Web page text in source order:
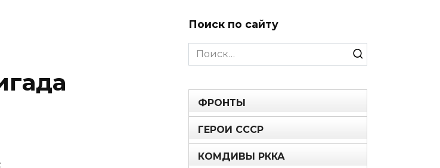
Поиск по сайту
Search
for:
ФРОНТЫ
ГЕРОИ СССР
КОМДИВЫ РККА